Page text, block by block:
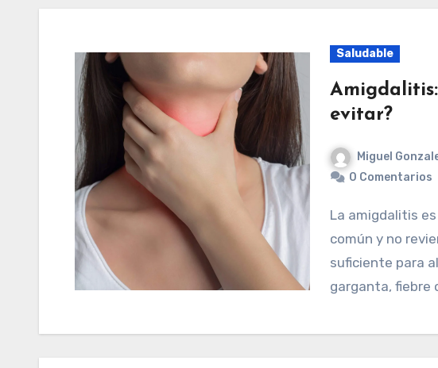
Saludable
evitar?
Miguel
0 Comentarios
La amigdalitis es un tipo de enfermedad muy
común y no
suficiente para
garganta, fiebre